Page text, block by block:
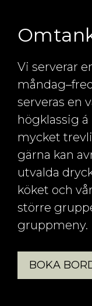
Vi serverar
serveras en
högklassig
mycket
gärna kan
utvalda
köket och
större
gruppmeny.
BOKA